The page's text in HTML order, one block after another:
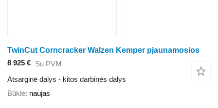
TwinCut Corncracker Walzen Kemper pjaunamosios
8 925 € Su PVM
Atsarginė dalys - kitos darbinės dalys
Būklė naujas